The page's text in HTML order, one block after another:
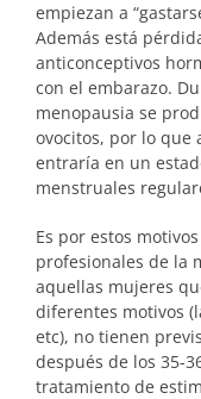
empiezan a
Además está
anticonceptivos
con el embarazo.
menopausia se
ovocitos, por lo que
entraría en un
menstruales
Es por estos
profesionales de la
aquellas mujeres
diferentes motivos
etc), no tienen
después de los 35-
tratamiento de